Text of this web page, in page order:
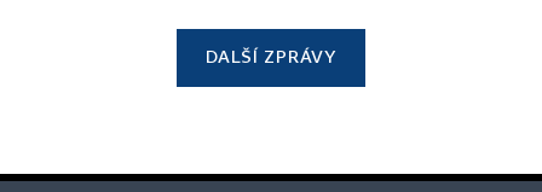
DALŠÍ ZPRÁVY